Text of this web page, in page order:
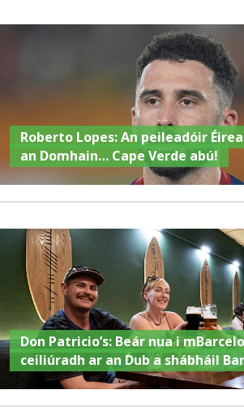
Roberto Lopes: An peileadóir
an Domhain… Cape Verde abú!
Don Patricio’s: Beár nua i
ceiliúradh ar an Dub a shábháil